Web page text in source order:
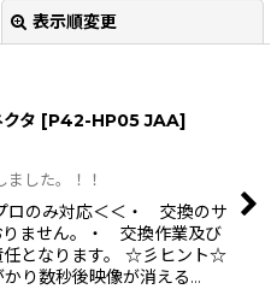
表示順変更
む
タ [P42-HP05 JAA]
した。！！
ロのみ対応＜＜・ 交換のサ
りません。・ 交換作業及び
任となります。 ☆彡ヒント☆
り数秒後映像が消える…